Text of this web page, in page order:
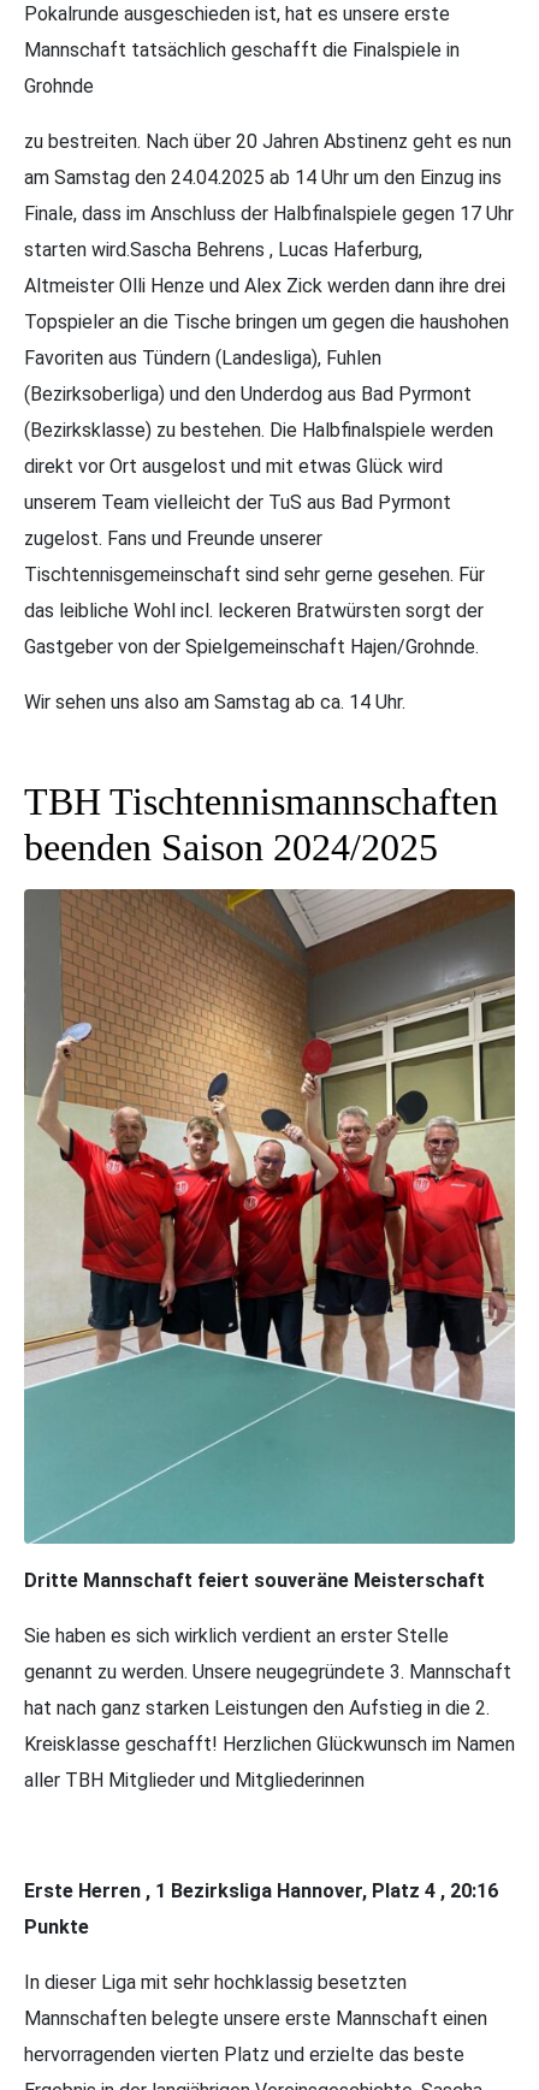
Pokalrunde ausgeschieden ist, hat es unsere erste
Mannschaft tatsächlich geschafft die Finalspiele in
Grohnde
zu bestreiten. Nach über 20 Jahren Abstinenz geht es nun
am Samstag den 24.04.2025 ab 14 Uhr um den Einzug ins
Finale, dass im Anschluss der Halbfinalspiele gegen 17 Uhr
starten wird.Sascha Behrens , Lucas Haferburg,
Altmeister Olli Henze und Alex Zick werden dann ihre drei
Topspieler an die Tische bringen um gegen die haushohen
Favoriten aus Tündern (Landesliga), Fuhlen
(Bezirksoberliga) und den Underdog aus Bad Pyrmont
(Bezirksklasse) zu bestehen. Die Halbfinalspiele werden
direkt vor Ort ausgelost und mit etwas Glück wird
unserem Team vielleicht der TuS aus Bad Pyrmont
zugelost. Fans und Freunde unserer
Tischtennisgemeinschaft sind sehr gerne gesehen. Für
das leibliche Wohl incl. leckeren Bratwürsten sorgt der
Gastgeber von der Spielgemeinschaft Hajen/Grohnde.
Wir sehen uns also am Samstag ab ca. 14 Uhr.
TBH Tischtennismannschaften
beenden Saison 2024/2025
Dritte Mannschaft feiert souveräne Meisterschaft
Sie haben es sich wirklich verdient an erster Stelle
genannt zu werden. Unsere neugegründete 3. Mannschaft
hat nach ganz starken Leistungen den Aufstieg in die 2.
Kreisklasse geschafft! Herzlichen Glückwunsch im Namen
aller TBH Mitglieder und Mitgliederinnen
Erste Herren , 1 Bezirksliga Hannover, Platz 4 , 20:16
Punkte
In dieser Liga mit sehr hochklassig besetzten
Mannschaften belegte unsere erste Mannschaft einen
hervorragenden vierten Platz und erzielte das beste